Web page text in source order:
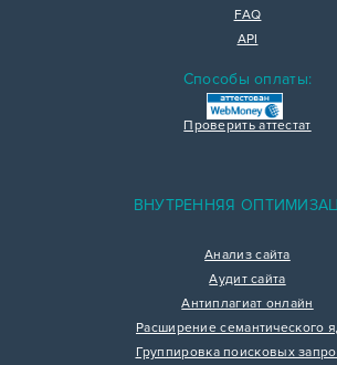
FAQ
API
Способы оплаты:
Проверить аттестат
ВНУТРЕННЯЯ
Анализ сайта
Аудит сайта
Антиплагиат онлайн
Расширение семантического
Группировка поисковых